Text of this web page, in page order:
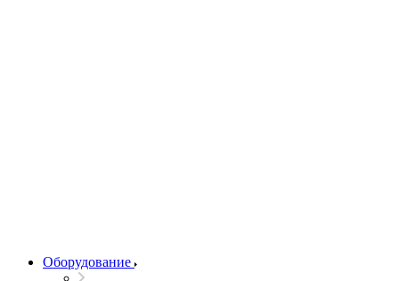
Оборудование